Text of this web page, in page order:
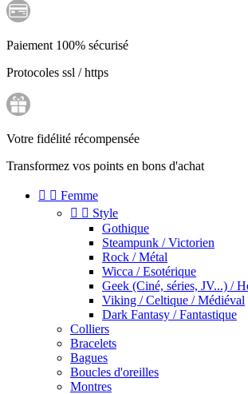
Paiement 100% sécurisé
Protocoles ssl / https
Votre fidélité récompensée
Transformez vos points en bons d'achat
  Femme
  Style
Gothique
Steampunk / Victorien
Rock / Métal
Wicca / Esotérique
Geek (Ciné, séries, JV...) /
Viking / Celtique / Médiéval
Dark Fantasy / Fantastique
Colliers
Bracelets
Bagues
Boucles d'oreilles
Montres